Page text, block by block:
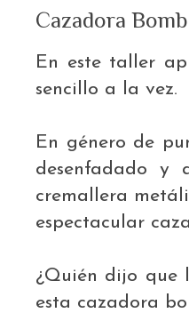
Cazadora
En este taller
sencillo a la vez.
En género de
desenfadado y
cremallera
espectacular
¿Quién dijo que
esta cazadora